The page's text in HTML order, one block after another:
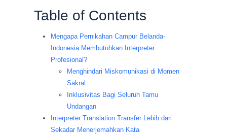
Table of Contents
Mengapa Pernikahan Campur Belanda-
Indonesia Membutuhkan Interpreter
Profesional?
Menghindari Miskomunikasi di Momen
Sakral
Inklusivitas Bagi Seluruh Tamu
Undangan
Interpreter Translation Transfer Lebih dari
Sekadar Menerjemahkan Kata